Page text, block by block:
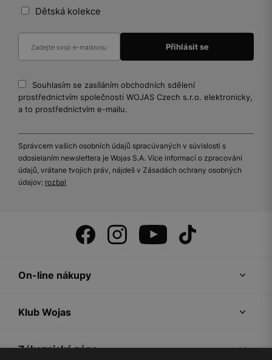
Dětská kolekce
Souhlasím se zasíláním obchodních sdělení
prostřednictvím společnosti WOJAS Czech s.r.o. elektronicky,
a to prostřednictvím e-mailu.
Správcem vašich osobních údajů spracúvaných v súvislosti s
odosielaním newslettera je Wojas S.A. Více informací o zpracování
údajů, vrátane tvojich práv, nájdeš v Zásadách ochrany osobných
údajov: rozbal
On-line nákupy
Klub Wojas
Zákaznická zóna